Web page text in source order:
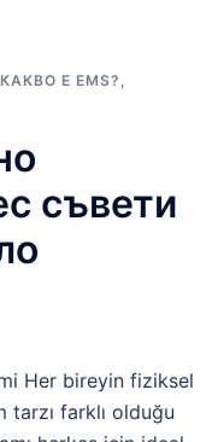
КАКВО Е EMS?
съвети
Her bireyin fiziksel
tarzı farklı olduğu